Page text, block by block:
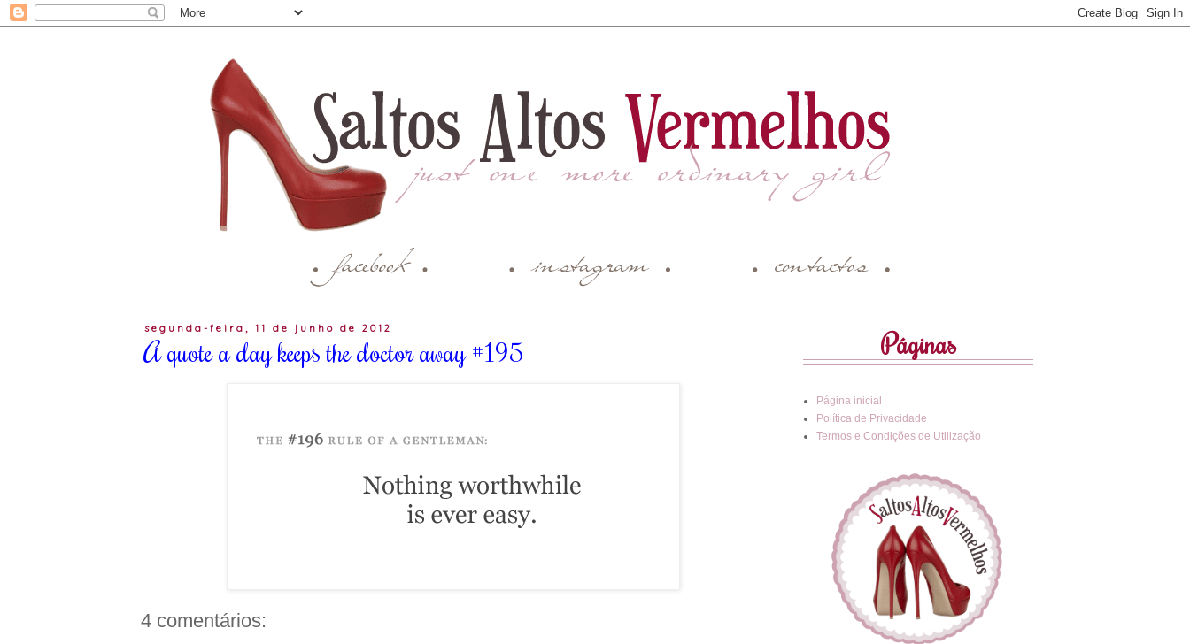
segunda-feira, 11 de junho de 2012
A quote a day keeps the doctor away #195
4 comentários:
Páginas
Página inicial
Política de Privacidade
Termos e Condições de Utilização